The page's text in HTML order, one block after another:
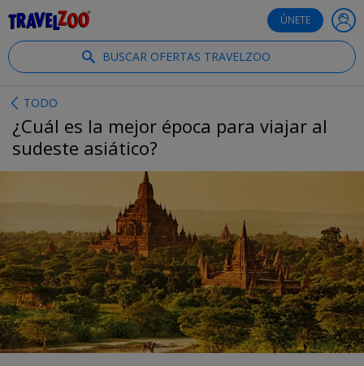
ÚNETE
BUSCAR OFERTAS TRAVELZOO
TODO
¿Cuál es la mejor época para viajar al
sudeste asiático?